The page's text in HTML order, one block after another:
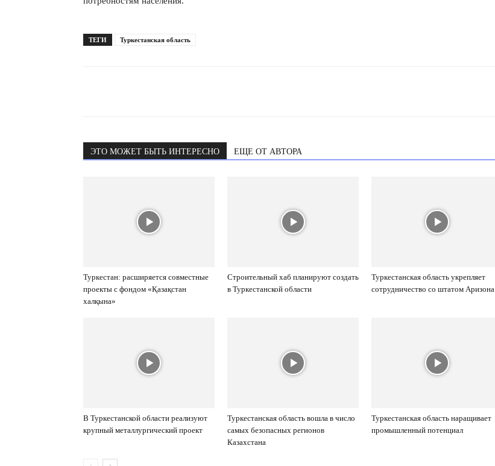
ТЕГИ Туркестанская область
ЭТО МОЖЕТ БЫТЬ ИНТЕРЕСНО ЕЩЕ ОТ АВТОРА
Туркестан: расширяется совместные
проекты с фондом «Қазақстан
халқына»
Строительный хаб планируют создать
в Туркестанской области
Туркестанская область укрепляет
сотрудничество со штатом Аризона
В Туркестанской области реализуют
крупный металлургический проект
Туркестанская область вошла в число
самых безопасных регионов
Казахстана
Туркестанская область наращивает
промышленный потенциал